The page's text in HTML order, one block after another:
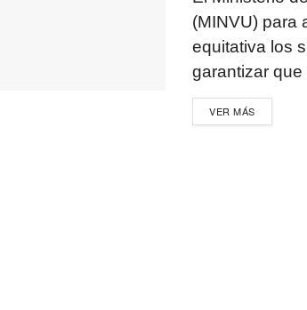
(MINVU) para
equitativa los
garantizar
VER MÁS